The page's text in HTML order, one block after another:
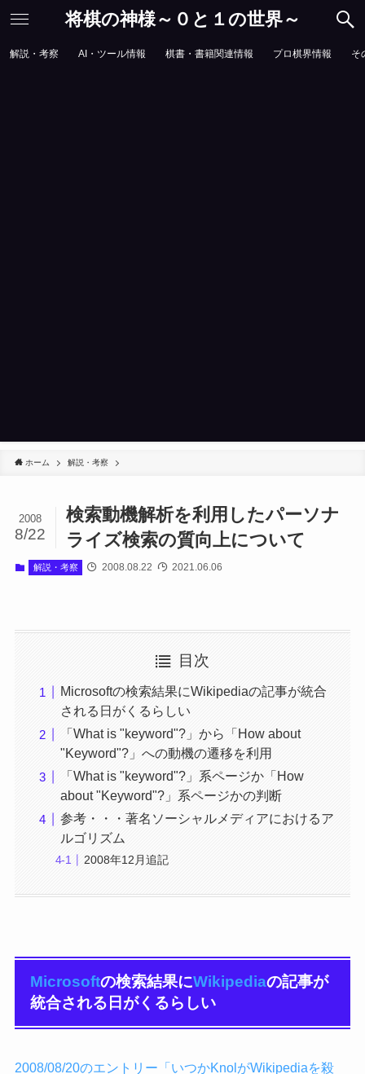
将棋の神様～０と１の世界～
解説・考察 AI・ツール情報 棋書・書籍関連情報 プロ棋界情報 そ
ホーム 解説・考察
検索動機解析を利用したパーソナ
ライズ検索の質向上について
2008
8/22
解説・考察 2008.08.22 2021.06.06
目次
Microsoftの検索結果にWikipediaの記事が統合
される日がくるらしい
「What is "keyword"?」から「How about
"Keyword"?」への動機の遷移を利用
「What is "keyword"?」系ページか「How
about "Keyword"?」系ページかの判断
参考・・・著名ソーシャルメディアにおけるア
ルゴリズム
2008年12月追記
Microsoftの検索結果にWikipediaの記事が
統合される日がくるらしい
2008/08/20のエントリー「いつかKnolがWikipediaを殺